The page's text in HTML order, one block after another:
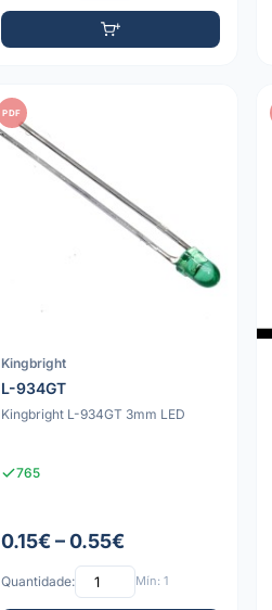
PDF
Kingbright
L-934GT
Kingbright L-934GT 3mm LED
765
0.15€ – 0.55€
Quantidade: Mín: 1